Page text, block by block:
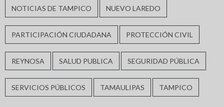
NOTICIAS DE TAMPICO NUEVO LAREDO
PARTICIPACIÓN CIUDADANA PROTECCIÓN CIVIL
REYNOSA SALUD PUBLICA SEGURIDAD PÚBLICA
SERVICIOS PÚBLICOS TAMAULIPAS TAMPICO